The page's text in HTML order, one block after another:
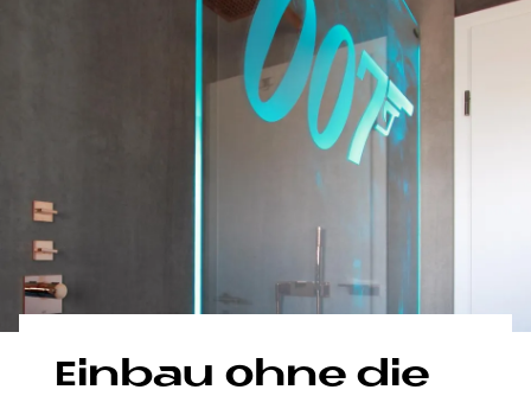
Ein­bau ohne die